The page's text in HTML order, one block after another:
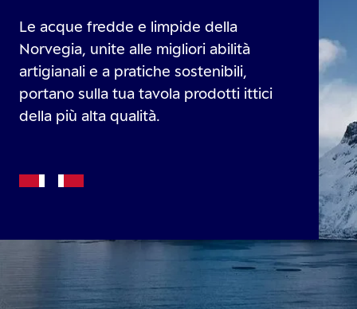
Le acque fredde e limpide della
Norvegia, unite alle migliori abilità
artigianali e a pratiche sostenibili,
portano sulla tua tavola prodotti ittici
della più alta qualità.